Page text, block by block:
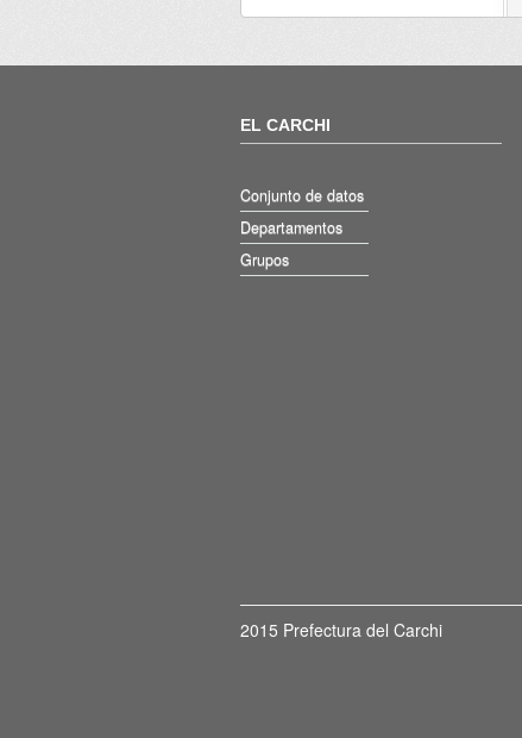
EL CARCHI
Conjunto de datos
Departamentos
Grupos
2015 Prefectura del Carchi